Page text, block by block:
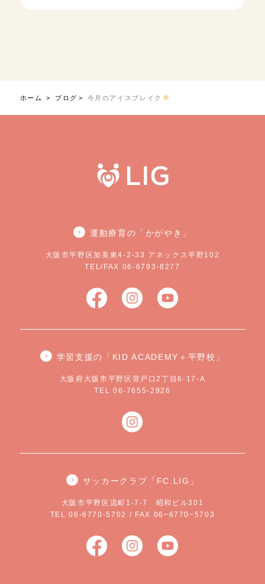
ホーム ブログ 今月のアイスブレイク
運動療育の「かがやき」
大阪市平野区加美東4-2-33 アネックス平野102
TEL/FAX 06-6793-8277
学習支援の「KID ACADEMY＋平野校」
大阪府大阪市平野区背戸口2丁目6-17-A
TEL 06-7655-2926
サッカークラブ「FC.LIG」
大阪市平野区流町1-7-7 昭和ビル301
TEL 06-6770-5702 / FAX 06−6770−5703